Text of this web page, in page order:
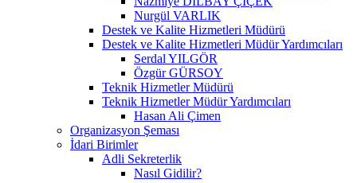
Nurgül VARLIK
Destek ve Kalite Hizmetleri Müdürü
Destek ve Kalite Hizmetleri Müdür Yardımcıları
Serdal YILGÖR
Özgür GÜRSOY
Teknik Hizmetler Müdürü
Teknik Hizmetler Müdür Yardımcıları
Hasan Ali Çimen
Organizasyon Şeması
İdari Birimler
Adli Sekreterlik
Nasıl Gidilir?